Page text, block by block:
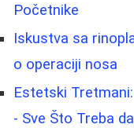
Početnike
Iskustva sa
o operaciji nosa
Estetski
- Sve Što Treba